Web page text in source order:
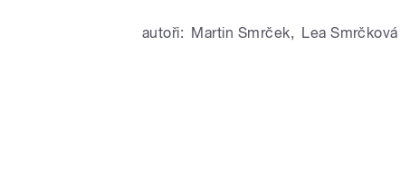
autoři: Martin Smrček, Lea Smrčková